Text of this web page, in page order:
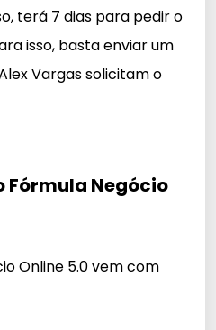
terá 7 dias para pedir o
isso, basta enviar um
Vargas solicitam o
Fórmula Negócio
Online 5.0 vem com